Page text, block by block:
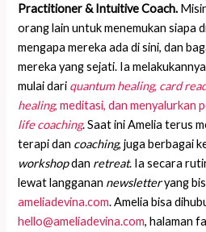
Practitioner & Intuitive Coach.
orang lain untuk menemukan siapa
mengapa mereka ada di sini, dan
mereka yang sejati. Ia
mulai dari quantum healing, card
healing, meditasi, dan menyalurkan
life coaching. Saat ini Amelia terus
terapi dan coaching, juga berbagai
workshopdan retreat. Ia secara
lewat langganan newsletteryang
ameliadevina.com. Amelia bisa
hello@ameliadevina.com, halaman